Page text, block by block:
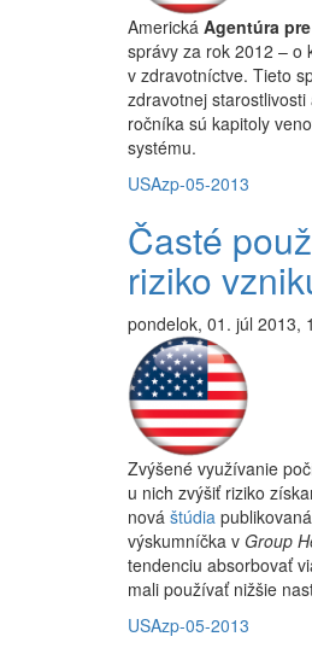
Americká Agentúra
správy za rok 2012 – o
v zdravotníctve. Tieto
zdravotnej
ročníka sú kapitoly
systému.
USAzp-05-2013
Časté
riziko
pondelok, 01. júl 2013,
Zvýšené využívanie
u nich zvýšiť riziko
nová štúdia
výskumníčka v Group
tendenciu absorbovať
mali používať nižšie
USAzp-05-2013